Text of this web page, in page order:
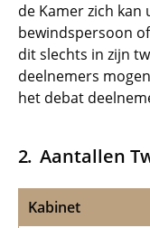
de Kamer zich
bewindspersoon
dit slechts in zijn
deelnemers
het debat
Aantallen
Kabinet